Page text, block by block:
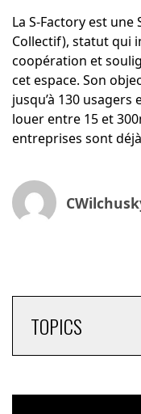
La S-Factory est une
Collectif), statut qui
coopération et
cet espace. Son
jusqu’à 130
louer entre 15 et
entreprises sont
TOPICS